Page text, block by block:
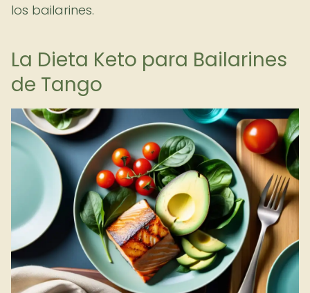
los bailarines.
La Dieta Keto para Bailarines
de Tango